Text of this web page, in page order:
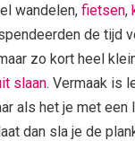
wandelen,fietsen,
de tijd
zo kort heel
slaan. Vermaak is
als het je met een
dan sla je de